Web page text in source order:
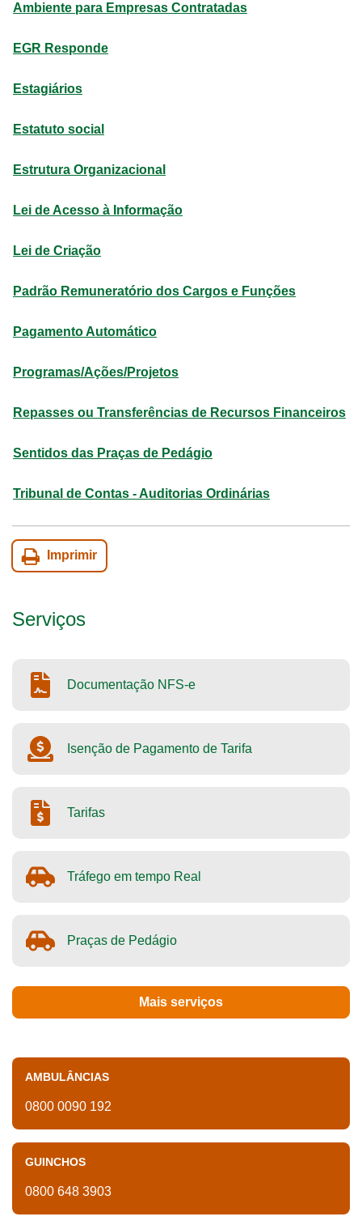
Ambiente para Empresas Contratadas
EGR Responde
Estagiários
Estatuto social
Estrutura Organizacional
Lei de Acesso à Informação
Lei de Criação
Padrão Remuneratório dos Cargos e Funções
Pagamento Automático
Programas/Ações/Projetos
Repasses ou Transferências de Recursos Financeiros
Sentidos das Praças de Pedágio
Tribunal de Contas - Auditorias Ordinárias
Imprimir
Serviços
Documentação NFS-e
Isenção de Pagamento de Tarifa
Tarifas
Tráfego em tempo Real
Praças de Pedágio
Mais serviços
AMBULÂNCIAS
0800 0090 192
GUINCHOS
0800 648 3903